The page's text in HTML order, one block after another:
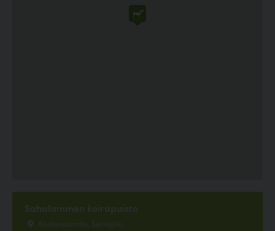
Sahalammen koirapuisto
Koskenalantie, Seinäjoki